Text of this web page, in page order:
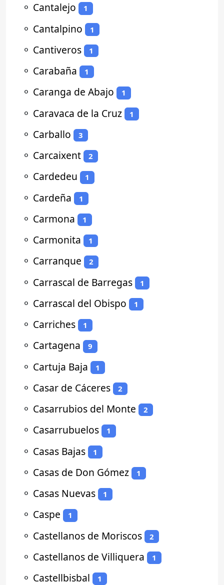
⚬ Cantalejo 1
⚬ Cantalpino 1
⚬ Cantiveros 1
⚬ Carabaña 1
⚬ Caranga de Abajo 1
⚬ Caravaca de la Cruz 1
⚬ Carballo 3
⚬ Carcaixent 2
⚬ Cardedeu 1
⚬ Cardeña 1
⚬ Carmona 1
⚬ Carmonita 1
⚬ Carranque 2
⚬ Carrascal de Barregas 1
⚬ Carrascal del Obispo 1
⚬ Carriches 1
⚬ Cartagena 9
⚬ Cartuja Baja 1
⚬ Casar de Cáceres 2
⚬ Casarrubios del Monte 2
⚬ Casarrubuelos 1
⚬ Casas Bajas 1
⚬ Casas de Don Gómez 1
⚬ Casas Nuevas 1
⚬ Caspe 1
⚬ Castellanos de Moriscos 2
⚬ Castellanos de Villiquera 1
⚬ Castellbisbal 1